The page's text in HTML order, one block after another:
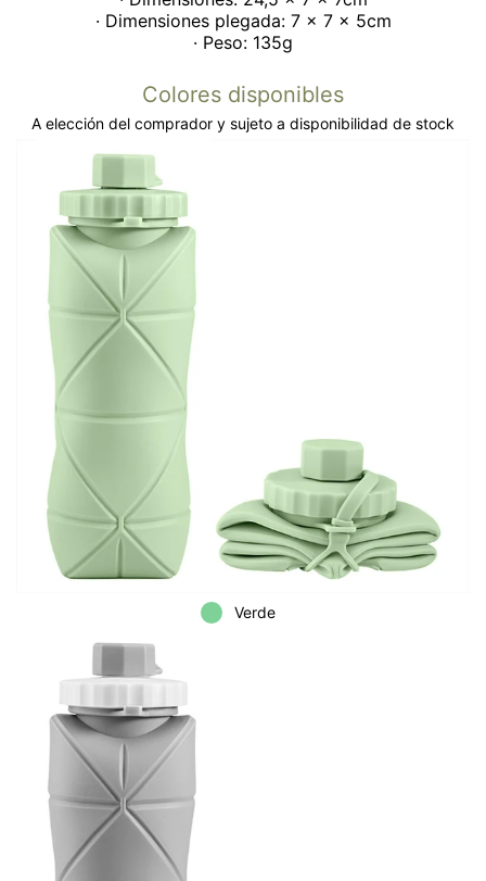
· Dimensiones plegada: 7 x 7 x 5cm
· Peso: 135g
Colores disponibles
A elección del comprador y sujeto a disponibilidad de stock
Verde